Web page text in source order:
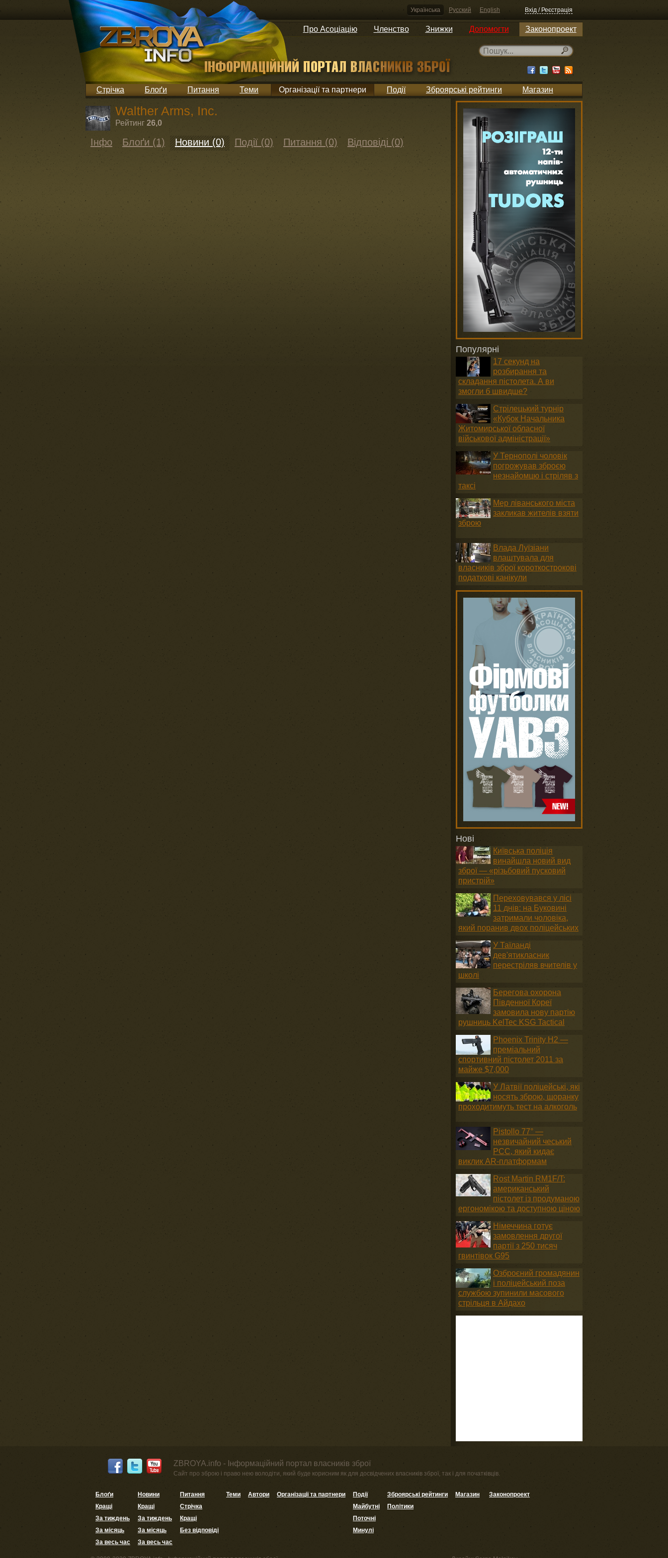
Українська Русский English Вхід / Реєстрація
Про Асоціацію Членство Знижки Допомогти Законопроект
Стрічка Блоґи Питання Теми Організації та партнери Події Зброярські рейтинги Магазин
Walther Arms, Inc.
Рейтинг 26,0
Інфо Блоґи (1) Новини (0) Події (0) Питання (0) Відповіді (0)
Популярні
17 секунд на
розбирання та
складання пістолета. А ви
змогли б швидше?
Стрілецький турнір
«Кубок Начальника
Житомирської обласної
військової адміністрації»
У Тернополі чоловік
погрожував зброєю
незнайомцю і стріляв з
таксі
Мер ліванського міста
закликав жителів взяти
зброю
Влада Луїзіани
влаштувала для
власників зброї короткострокові
податкові канікули
Нові
Київська поліція
винайшла новий вид
зброї — «різьбовий пусковий
пристрій»
Переховувався у лісі
11 днів: на Буковині
затримали чоловіка,
який поранив двох поліцейських
У Таїланді
дев'ятикласник
перестріляв вчителів у
школі
Берегова охорона
Південної Кореї
замовила нову партію
рушниць KelTec KSG Tactical
Phoenix Trinity H2 —
преміальний
спортивний пістолет 2011 за
майже $7,000
У Латвії поліцейські, які
носять зброю, щоранку
проходитимуть тест на алкоголь
Pistollo 77° —
незвичайний чеський
PCC, який кидає
виклик AR-платформам
Rost Martin RM1F/T:
американський
пістолет із продуманою
ергономікою та доступною ціною
Німеччина готує
замовлення другої
партії з 250 тисяч
гвинтівок G95
Озброєний громадянин
і поліцейський поза
службою зупинили масового
стрільця в Айдахо
ZBROYA.info - Інформаційний портал власників зброї
Сайт про зброю і право нею володіти, який буде корисним як для досвідчених власників зброї, так і для початківців.
Блоґи
Кращі
За тиждень
За місяць
За весь час
Новини
Кращі
За тиждень
За місяць
За весь час
Питання
Стрічка
Кращі
Без відповіді
Теми Автори Організації та партнери
Події
Майбутні
Поточні
Минулі
Зброярські рейтинги
Політики
Магазин Законопроект